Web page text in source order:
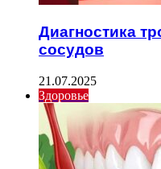
Диагностика
сосудов
21.07.2025
Здоровье